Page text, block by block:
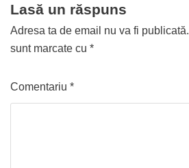
Lasă un răspuns
Adresa ta de email nu va fi publicată.
sunt marcate cu *
Comentariu *